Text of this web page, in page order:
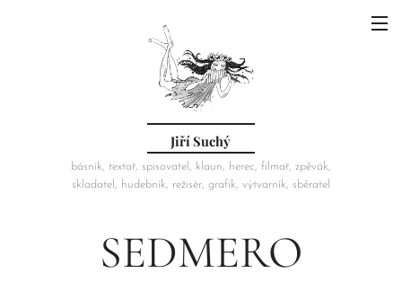
Jiří Suchý
básník, textař, spisovatel, klaun, herec, filmař, zpěvák,
skladatel, hudebník, režisér, grafik, výtvarník, sběratel
SEDMERO